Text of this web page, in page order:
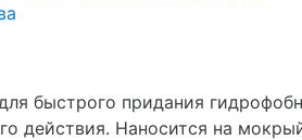
быстрого придания
действия. Наносится на